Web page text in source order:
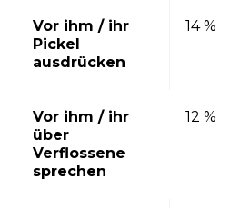
Vor ihm / ihr
Pickel
ausdrücken
14 %
Vor ihm / ihr
über
Verflossene
sprechen
12 %